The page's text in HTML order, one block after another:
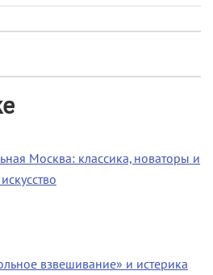
Москва: классика, новаторы и
взвешивание» и истерика